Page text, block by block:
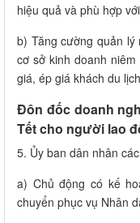
hiệu quả và phù hợp
b) Tăng cường quản
cơ sở kinh doanh
giá, ép giá khách du
Đôn đốc doanh
Tết cho người lao
5. Ủy ban dân nhân
a) Chủ động có kế
chuyển phục vụ Nhân